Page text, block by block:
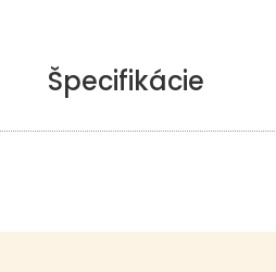
Špecifikácie